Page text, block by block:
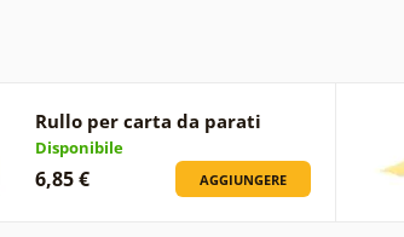
Rullo per carta da parati
Disponibile
6,85 € AGGIUNGERE